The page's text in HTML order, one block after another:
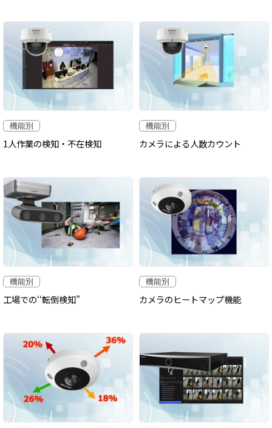
機能別
1人作業の検知・不在検知
機能別
カメラによる人数カウント
機能別
工場での‘‘転倒検知”
機能別
カメラのヒートマップ機能